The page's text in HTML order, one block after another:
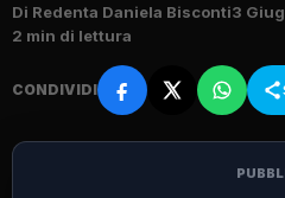
Di Redenta Daniela Bisconti3
2 min di lettura
CONDIVIDI